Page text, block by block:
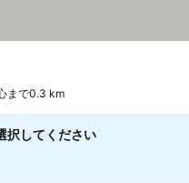
まで0.3 km
択してください